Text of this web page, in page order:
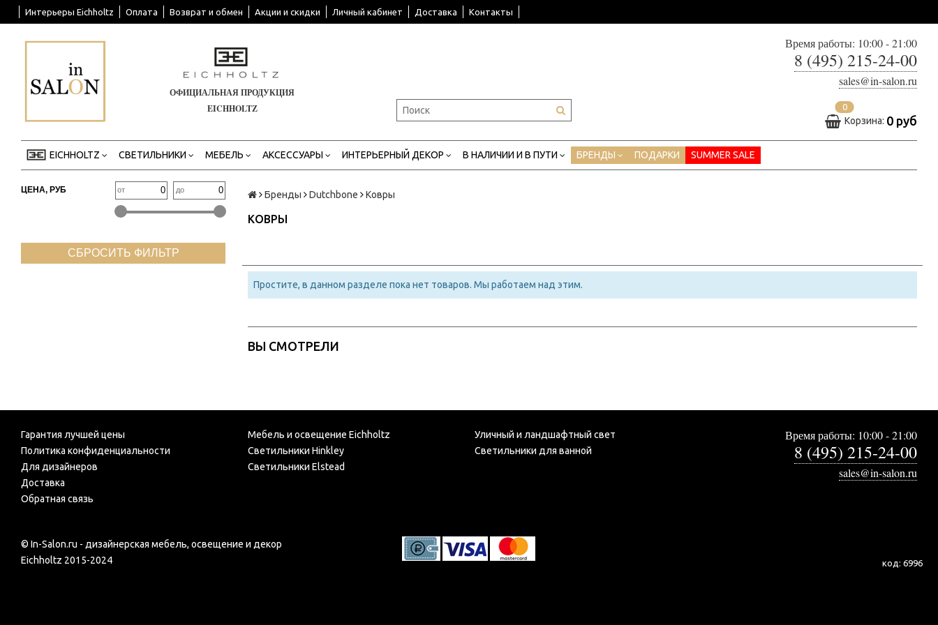
Интерьеры Eichholtz Оплата Возврат и обмен Акции и скидки Личный кабинет Доставка Контакты
ОФИЦИАЛЬНАЯ ПРОДУКЦИЯ
EICHHOLTZ
Время работы: 10:00 - 21:00
8 (495) 215-24-00
sales@in-salon.ru
0
Корзина: 0 руб
EICHHOLTZ СВЕТИЛЬНИКИ МЕБЕЛЬ АКСЕССУАРЫ ИНТЕРЬЕРНЫЙ ДЕКОР В НАЛИЧИИ И В ПУТИ БРЕНДЫ ПОДАРКИ SUMMER SALE
ЦЕНА, РУБ от до
СБРОСИТЬ ФИЛЬТР
Бренды Dutchbone Ковры
КОВРЫ
Простите, в данном разделе пока нет товаров. Мы работаем над этим.
ВЫ СМОТРЕЛИ
Гарантия лучшей цены
Политика конфиденциальности
Для дизайнеров
Доставка
Обратная связь
Мебель и освещение Eichholtz
Светильники Hinkley
Светильники Elstead
Уличный и ландшафтный свет
Светильники для ванной
Время работы: 10:00 - 21:00
8 (495) 215-24-00
sales@in-salon.ru
© In-Salon.ru - дизайнерская мебель, освещение и декор
Eichholtz 2015-2024
код: 6996